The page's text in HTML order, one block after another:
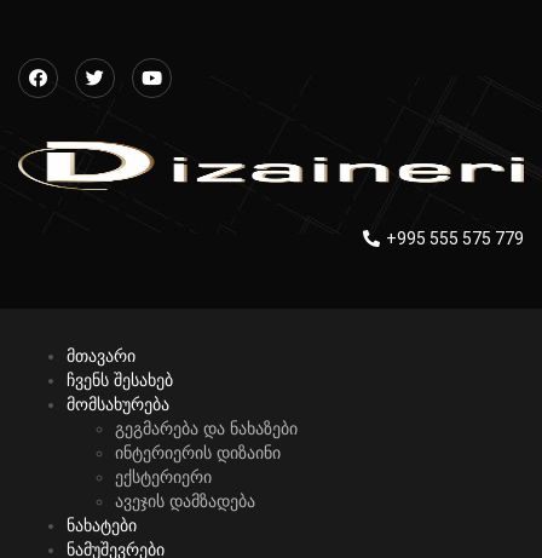
+995 555 575 779
მთავარი
ჩვენს შესახებ
მომსახურება
გეგმარება და ნახაზები
ინტერიერის დიზაინი
ექსტერიერი
ავეჯის დამზადება
ნახატები
ნამუშევრები